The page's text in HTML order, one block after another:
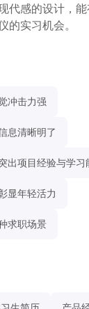
代感的设计，
的实习机会。
冲击力强
息清晰明了
出项目经验与学习
显年轻活力
求职场景